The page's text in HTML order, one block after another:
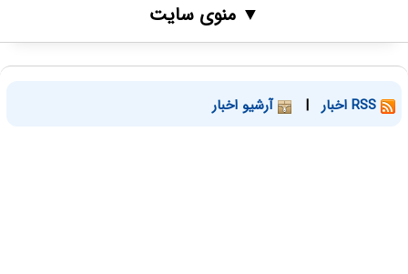
▼ منوی سایت
| آرشیو اخبار